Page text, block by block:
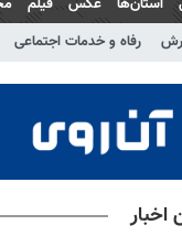
رفاه و خدمات اجتماعی
استان‌ها عکس فیلم
اخبار